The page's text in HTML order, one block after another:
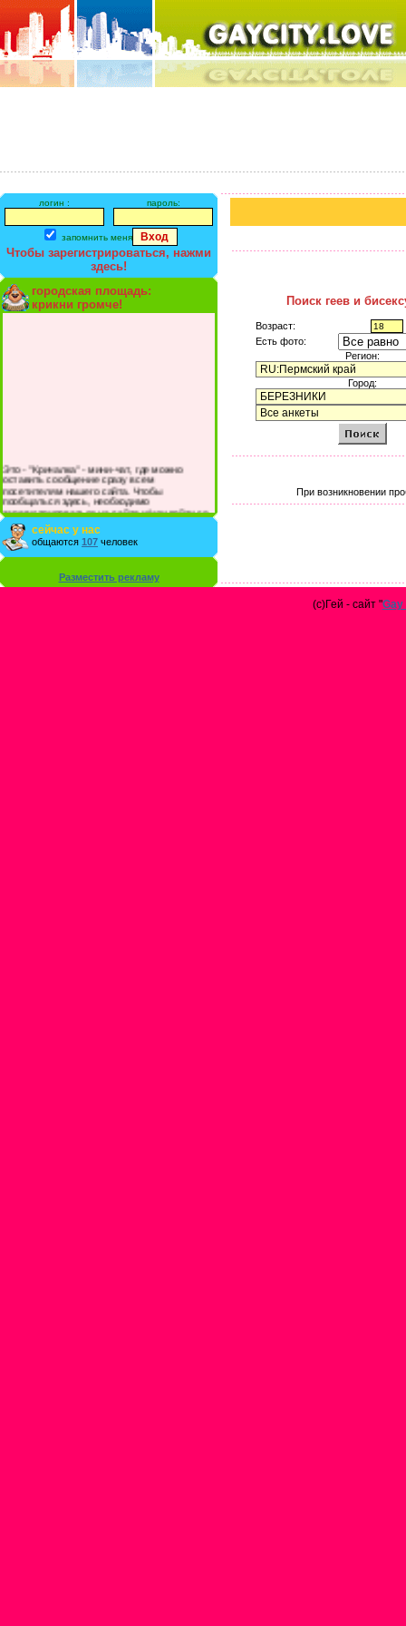
логин : пароль:
запомнить меня
Чтобы зарегистрироваться, нажми
здесь!
городская площадь:
крикни громче!
Это - "Кричалка" - мини-чат, где можно
оставить сообщение сразу всем
посетителям нашего сайта. Чтобы
пообщаться здесь, необходимо
зарегистрироваться на сайте и/или войти со
своими логином и паролем.
сейчас у нас
общаются 107 человек
Разместить рекламу
Поиск геев и
Возраст:
Есть фото:
Регион:
Город:
При возникновении
(с)Гей - сайт "Gay